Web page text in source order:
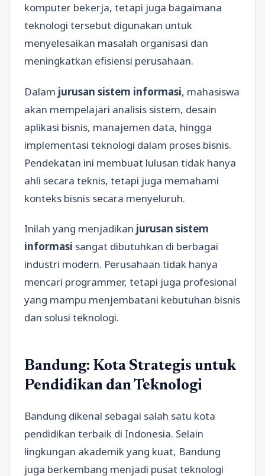
komputer bekerja, tetapi juga bagaimana
teknologi tersebut digunakan untuk
menyelesaikan masalah organisasi dan
meningkatkan efisiensi perusahaan.
Dalam jurusan sistem informasi, mahasiswa
akan mempelajari analisis sistem, desain
aplikasi bisnis, manajemen data, hingga
implementasi teknologi dalam proses bisnis.
Pendekatan ini membuat lulusan tidak hanya
ahli secara teknis, tetapi juga memahami
konteks bisnis secara menyeluruh.
Inilah yang menjadikan jurusan sistem
informasi sangat dibutuhkan di berbagai
industri modern. Perusahaan tidak hanya
mencari programmer, tetapi juga profesional
yang mampu menjembatani kebutuhan bisnis
dan solusi teknologi.
Bandung: Kota Strategis untuk
Pendidikan dan Teknologi
Bandung dikenal sebagai salah satu kota
pendidikan terbaik di Indonesia. Selain
lingkungan akademik yang kuat, Bandung
juga berkembang menjadi pusat teknologi